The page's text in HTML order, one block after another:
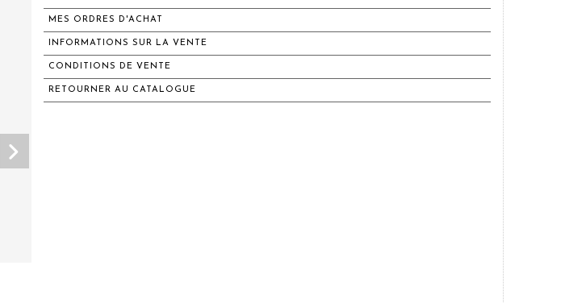
MES ORDRES D'ACHAT
INFORMATIONS SUR LA VENTE
CONDITIONS DE VENTE
RETOURNER AU CATALOGUE